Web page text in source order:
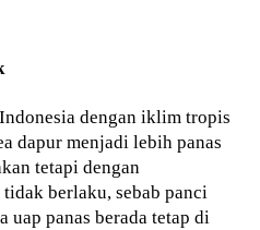
dengan iklim tropis
dapur menjadi lebih panas
tetapi dengan
berlaku, sebab panci
uap panas berada tetap di